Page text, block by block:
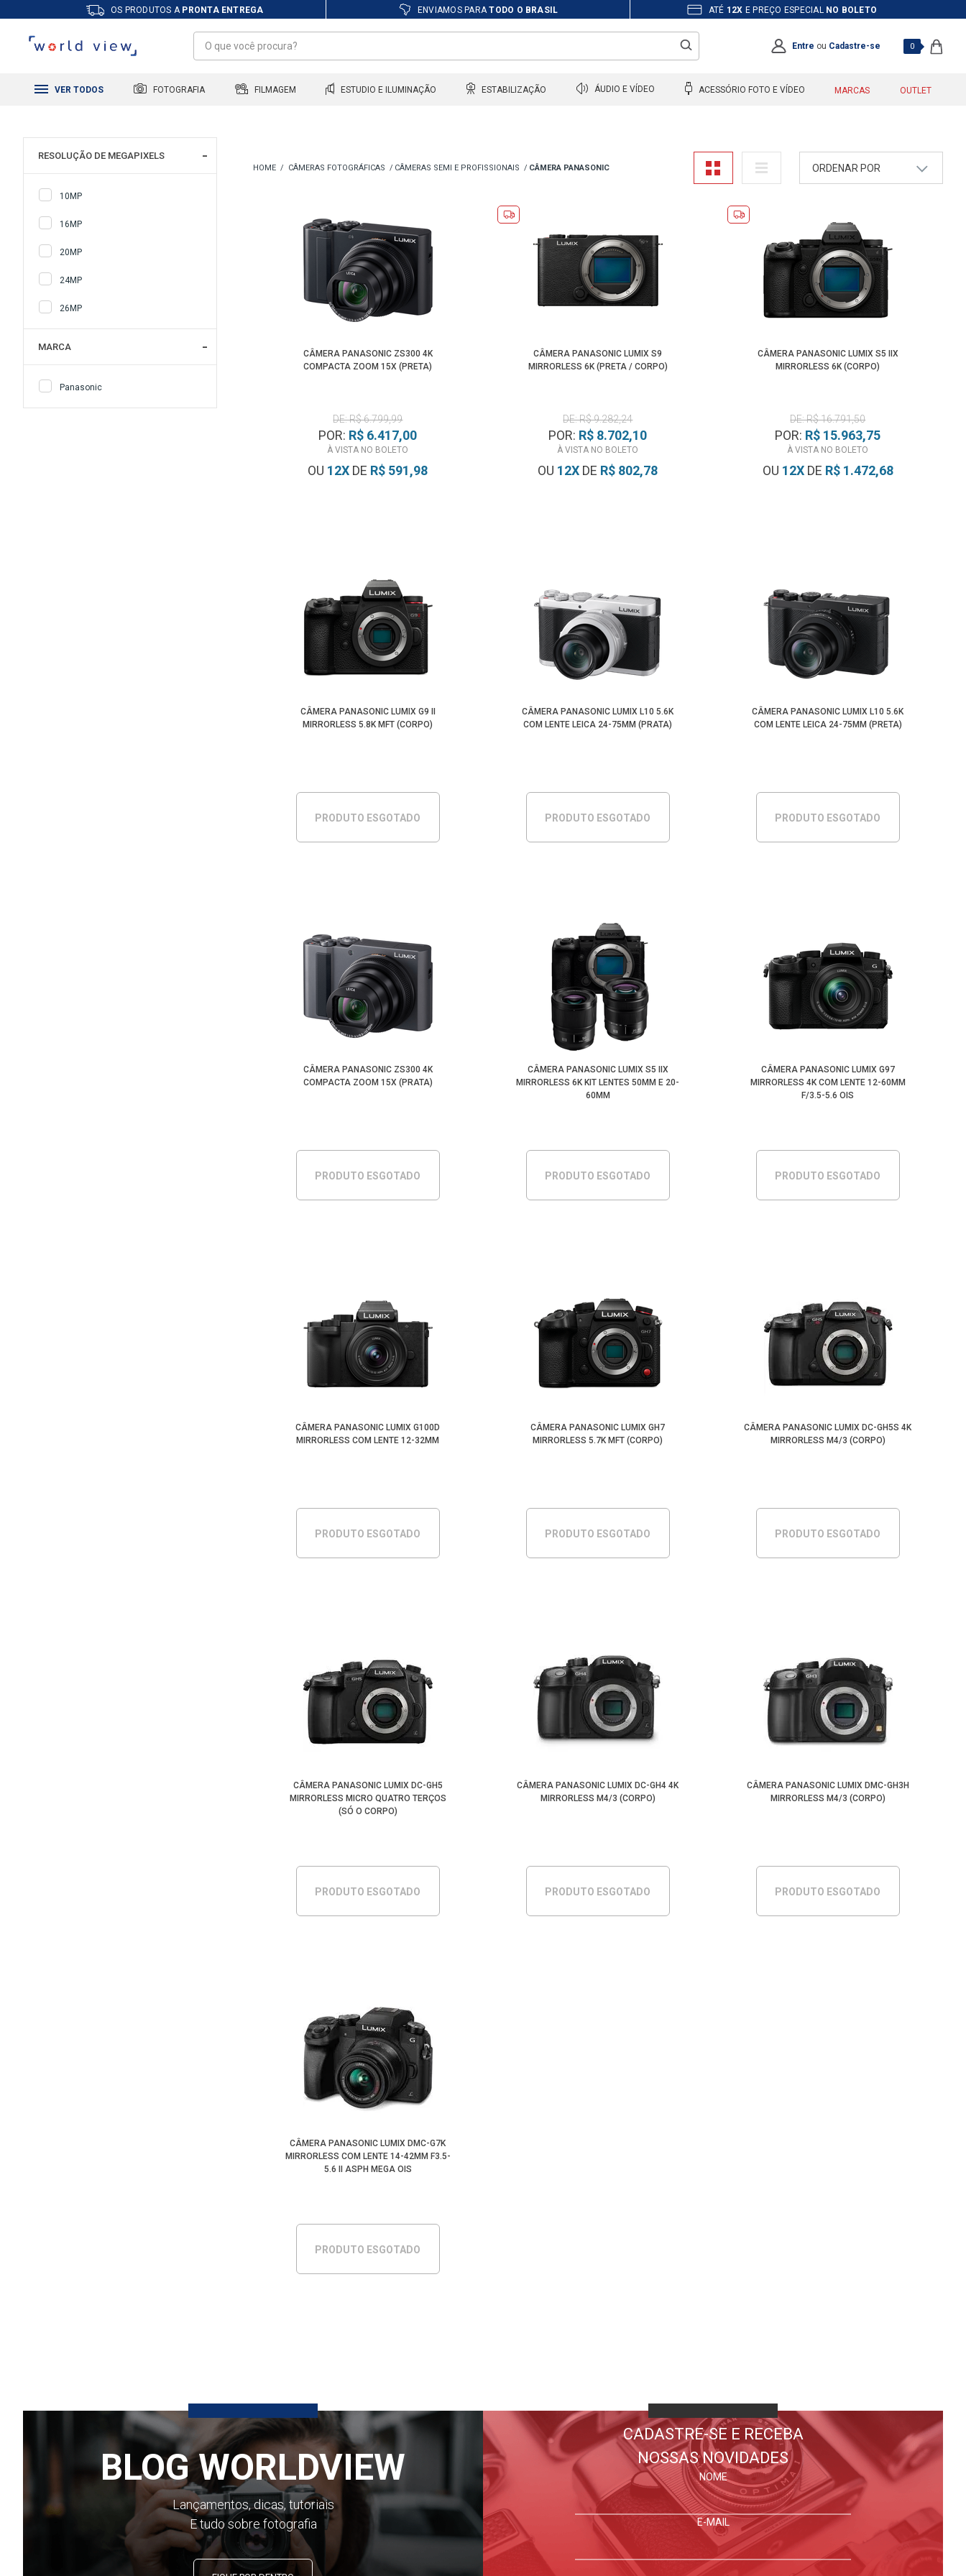
OS PRODUTOS A PRONTA ENTREGA ENVIAMOS PARATODO O BRASIL ATÉ 12X E PREÇO ESPECIAL NO BOLETO
Entre ou Cadastre-se 0
VER TODOS FOTOGRAFIA FILMAGEM ESTUDIO E ILUMINAÇÃO ESTABILIZAÇÃO ÁUDIO E VÍDEO ACESSÓRIO FOTO E VÍDEO MARCAS OUTLET
RESOLUÇÃO DE MEGAPIXELS
10MP
16MP
20MP
24MP
26MP
MARCA
Panasonic
CÂMERAS FOTOGRÁFICAS CÂMERAS SEMI E PROFISSIONAIS CÂMERA PANASONIC ORDENAR POR
Mais Vendidos
Maior Preço
Menor Preço
CÂMERA PANASONIC ZS300 4K
COMPACTA ZOOM 15X (PRETA)
DE: R$ 6.799,99
POR: R$ 6.417,00
À VISTA NO BOLETO
OU 12X DE R$ 591,98
CÂMERA PANASONIC LUMIX S9
MIRRORLESS 6K (PRETA / CORPO)
DE: R$ 9.282,24
POR: R$ 8.702,10
À VISTA NO BOLETO
OU 12X DE R$ 802,78
CÂMERA PANASONIC LUMIX S5 IIX
MIRRORLESS 6K (CORPO)
DE: R$ 16.791,50
POR: R$ 15.963,75
À VISTA NO BOLETO
OU 12XDE R$ 1.472,68
CÂMERA PANASONIC LUMIX G9 II
MIRRORLESS 5.8K MFT (CORPO)
PRODUTO ESGOTADO
CÂMERA PANASONIC LUMIX L10 5.6K
COM LENTE LEICA 24-75MM (PRATA)
PRODUTO ESGOTADO
CÂMERA PANASONIC LUMIX L10 5.6K
COM LENTE LEICA 24-75MM (PRETA)
PRODUTO ESGOTADO
CÂMERA PANASONIC ZS300 4K
COMPACTA ZOOM 15X (PRATA)
PRODUTO ESGOTADO
CÂMERA PANASONIC LUMIX S5 IIX
MIRRORLESS 6K KIT LENTES 50MM E 20-
60MM
PRODUTO ESGOTADO
CÂMERA PANASONIC LUMIX G97
MIRRORLESS 4K COM LENTE 12-60MM
F/3.5-5.6 OIS
PRODUTO ESGOTADO
CÂMERA PANASONIC LUMIX G100D
MIRRORLESS COM LENTE 12-32MM
PRODUTO ESGOTADO
CÂMERA PANASONIC LUMIX GH7
MIRRORLESS 5.7K MFT (CORPO)
PRODUTO ESGOTADO
CÂMERA PANASONIC LUMIX DC-GH5S 4K
MIRRORLESS M4/3 (CORPO)
PRODUTO ESGOTADO
CÂMERA PANASONIC LUMIX DC-GH5
MIRRORLESS MICRO QUATRO TERÇOS
(SÓ O CORPO)
PRODUTO ESGOTADO
CÂMERA PANASONIC LUMIX DC-GH4 4K
MIRRORLESS M4/3 (CORPO)
PRODUTO ESGOTADO
CÂMERA PANASONIC LUMIX DMC-GH3H
MIRRORLESS M4/3 (CORPO)
PRODUTO ESGOTADO
CÂMERA PANASONIC LUMIX DMC-G7K
MIRRORLESS COM LENTE 14-42MM F3.5-
5.6 II ASPH MEGA OIS
PRODUTO ESGOTADO
BLOG WORLDVIEW
Lançamentos, dicas, tutoriais
E tudo sobre fotografia
CADASTRE-SE E RECEBA
NOSSAS NOVIDADES
NOME
E-MAIL